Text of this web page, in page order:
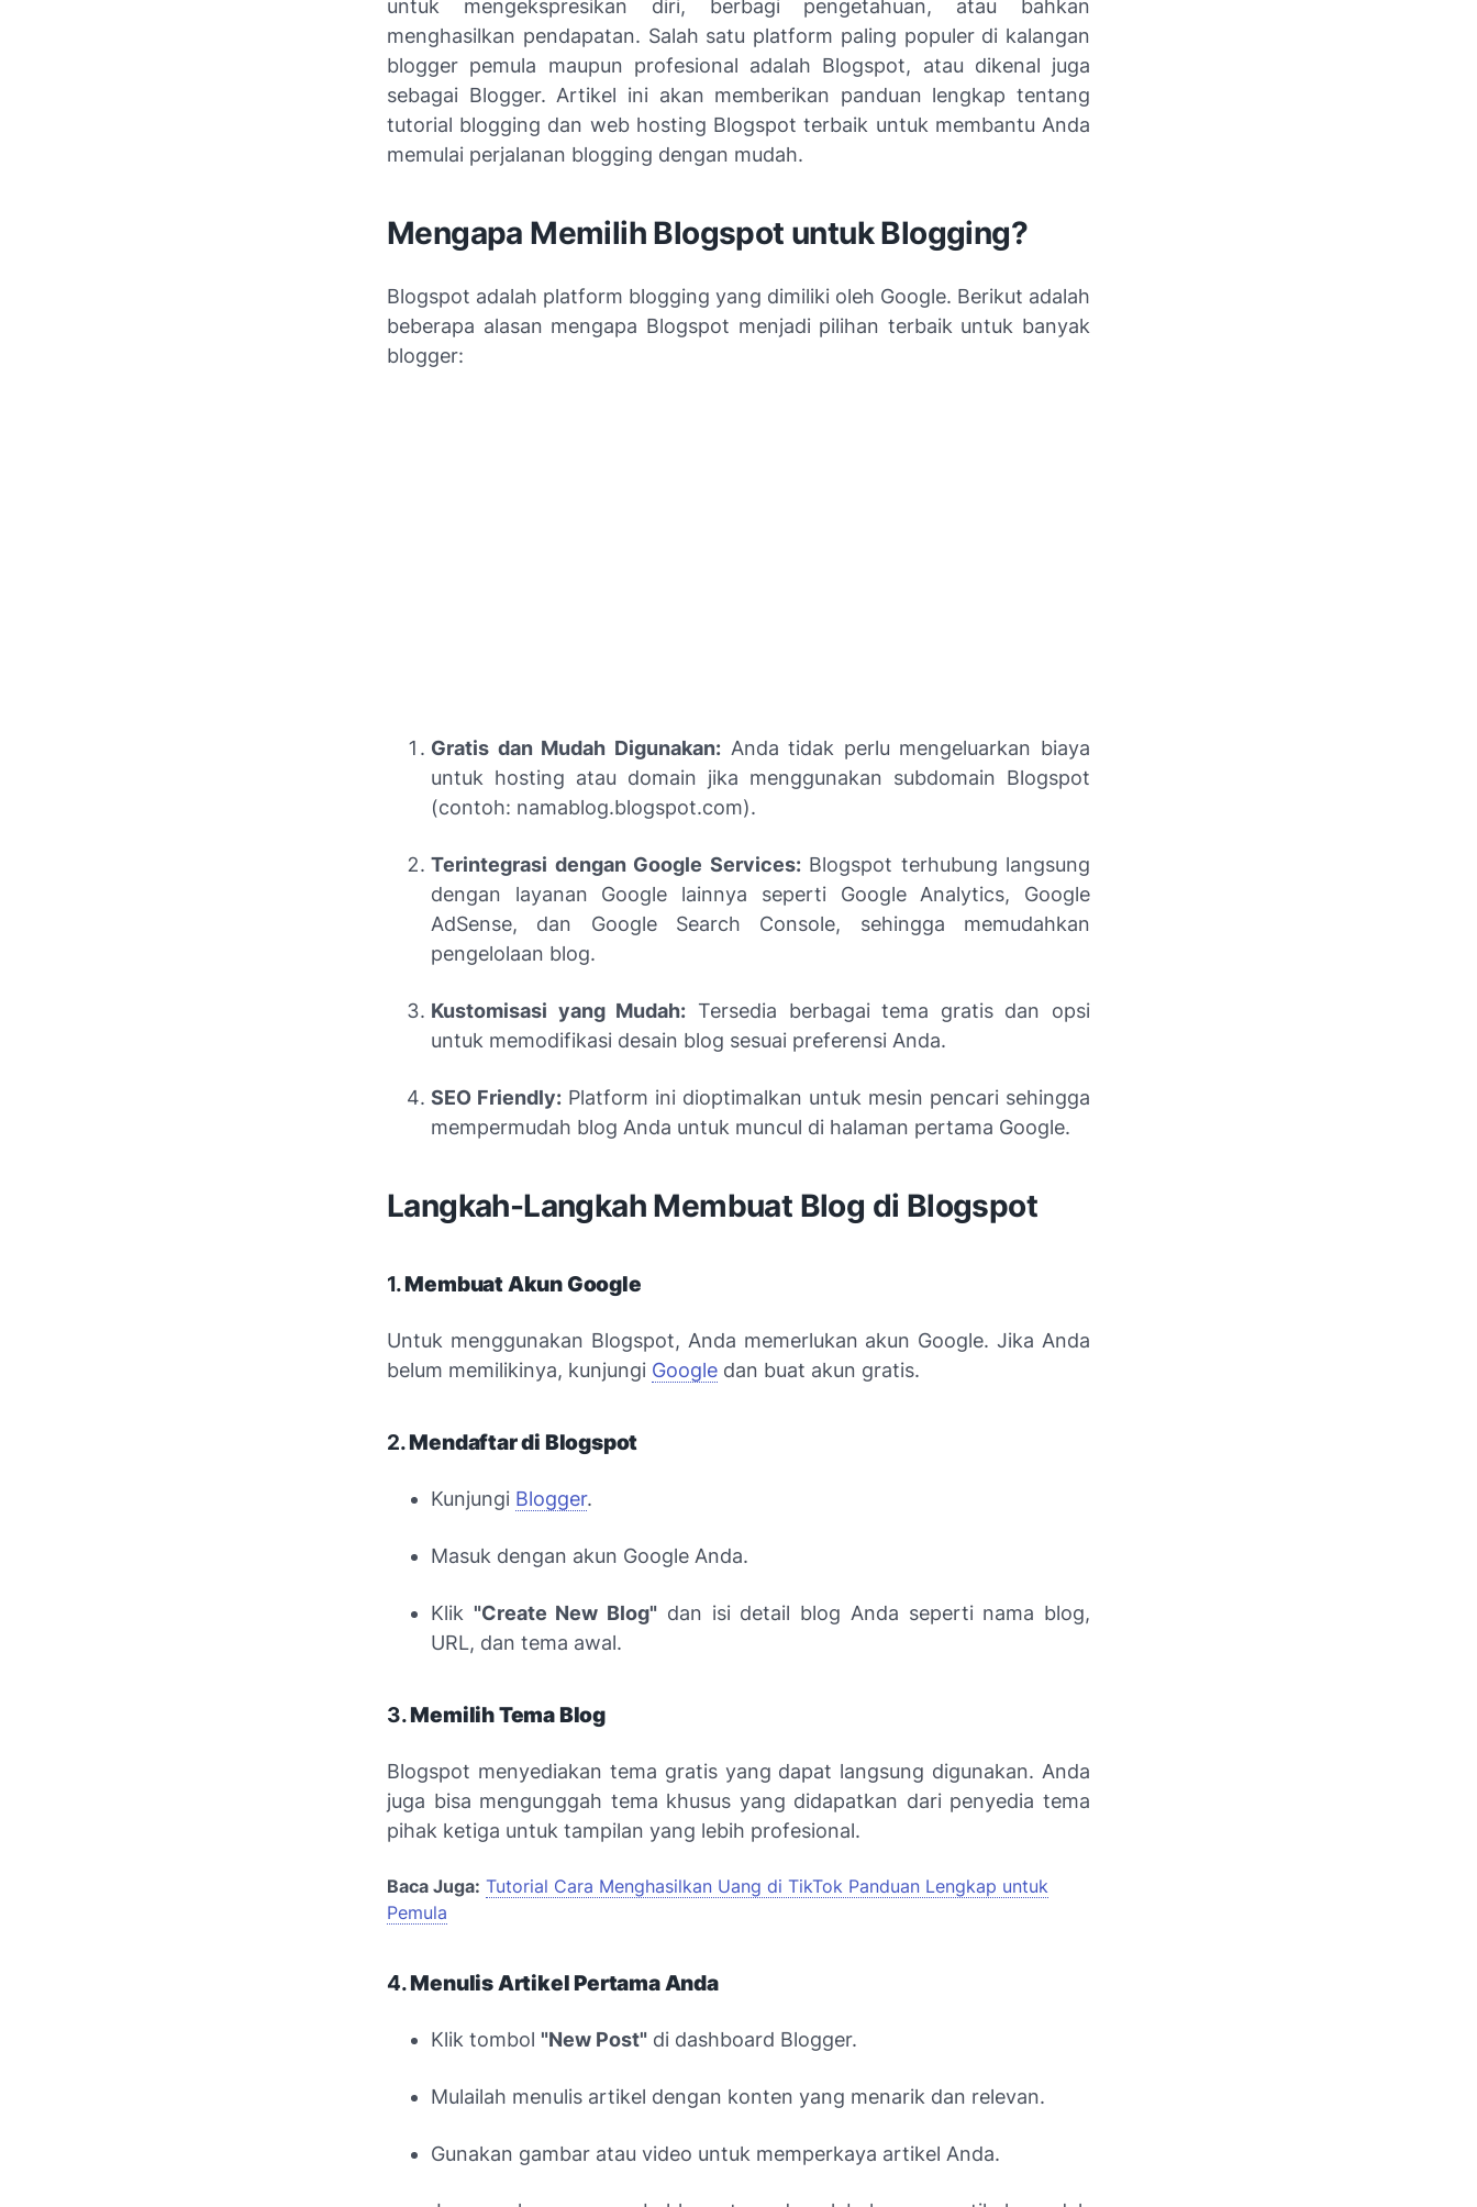
untuk mengekspresikan diri, berbagi pengetahuan, atau bahkan
menghasilkan pendapatan. Salah satu platform paling populer di kalangan
blogger pemula maupun profesional adalah Blogspot, atau dikenal juga
sebagai Blogger. Artikel ini akan memberikan panduan lengkap tentang
tutorial blogging dan web hosting Blogspot terbaik untuk membantu Anda
memulai perjalanan blogging dengan mudah.
Mengapa Memilih Blogspot untuk Blogging?
Blogspot adalah platform blogging yang dimiliki oleh Google. Berikut adalah
beberapa alasan mengapa Blogspot menjadi pilihan terbaik untuk banyak
blogger:
Gratis dan Mudah Digunakan:Anda tidak perlu mengeluarkan biaya
untuk hosting atau domain jika menggunakan subdomain Blogspot
(contoh: namablog.blogspot.com).
Terintegrasi dengan Google Services:Blogspot terhubung langsung
dengan layanan Google lainnya seperti Google Analytics, Google
AdSense, dan Google Search Console, sehingga memudahkan
pengelolaan blog.
Kustomisasi yang Mudah: Tersedia berbagai tema gratis dan opsi
untuk memodifikasi desain blog sesuai preferensi Anda.
SEO Friendly: Platform ini dioptimalkan untuk mesin pencari sehingga
mempermudah blog Anda untuk muncul di halaman pertama Google.
Langkah-Langkah Membuat Blog di Blogspot
1.Membuat Akun Google
Untuk menggunakan Blogspot, Anda memerlukan akun Google. Jika Anda
belum memilikinya, kunjungi Google dan buat akun gratis.
2.Mendaftar di Blogspot
Kunjungi Blogger.
Masuk dengan akun Google Anda.
Klik "Create New Blog" dan isi detail blog Anda seperti nama blog,
URL, dan tema awal.
3.Memilih Tema Blog
Blogspot menyediakan tema gratis yang dapat langsung digunakan. Anda
juga bisa mengunggah tema khusus yang didapatkan dari penyedia tema
pihak ketiga untuk tampilan yang lebih profesional.
Baca Juga: Tutorial Cara Menghasilkan Uang di TikTok Panduan Lengkap untuk
Pemula
4.Menulis Artikel Pertama Anda
Klik tombol "New Post" di dashboard Blogger.
Mulailah menulis artikel dengan konten yang menarik dan relevan.
Gunakan gambar atau video untuk memperkaya artikel Anda.